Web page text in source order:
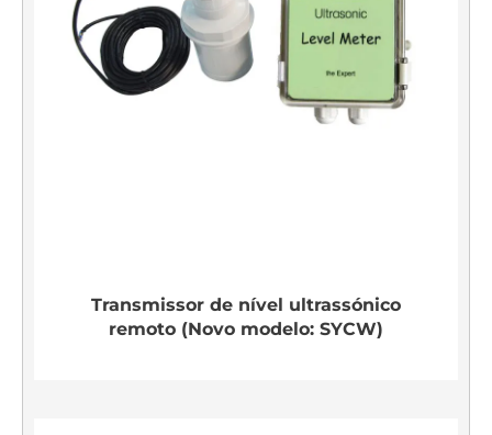
Transmissor de nível ultrassónico
remoto (Novo modelo: SYCW)